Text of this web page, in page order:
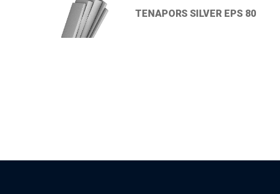
TENAPORS SILVER EPS 80